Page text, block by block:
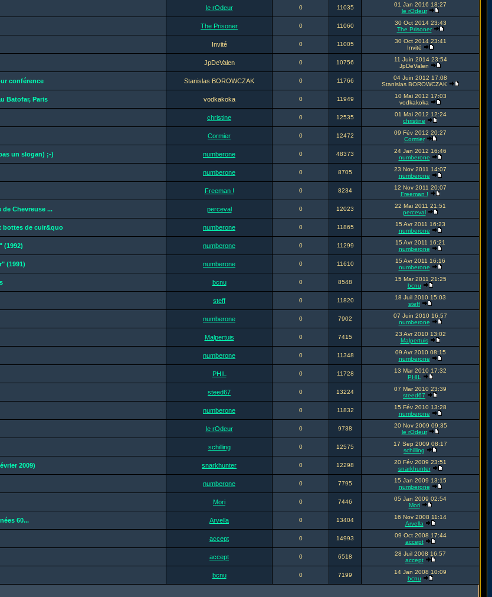
le rOdeur 0 11035
01 Jan 2016 18:27
le rOdeur
The Prisoner 0 11060
30 Oct 2014 23:43
The Prisoner
Invité 0 11005
30 Oct 2014 23:41
Invité
JpDeValen 0 10756
11 Juin 2014 23:54
JpDeValen
conférence Stanislas BOROWCZAK 0 11766
04 Juin 2012 17:08
Stanislas BOROWCZAK
Batofar, Paris vodkakoka 0 11949
10 Mai 2012 17:03
vodkakoka
christine 0 12535
01 Mai 2012 12:24
christine
Cormier 0 12472
09 Fév 2012 20:27
Cormier
un slogan) ;-) numberone 0 48373
24 Jan 2012 16:46
numberone
numberone 0 8705
23 Nov 2011 14:07
numberone
Freeman ! 0 8234
12 Nov 2011 20:07
Freeman !
Chevreuse ... perceval 0 12023
22 Mai 2011 21:51
perceval
bottes de cuir&quo numberone 0 11865
15 Avr 2011 16:23
numberone
(1992) numberone 0 11299
15 Avr 2011 16:21
numberone
(1991) numberone 0 11610
15 Avr 2011 16:16
numberone
bcnu 0 8548
15 Mar 2011 21:25
bcnu
steff 0 11820
18 Juil 2010 15:03
steff
numberone 0 7902
07 Juin 2010 16:57
numberone
Malpertuis 0 7415
23 Avr 2010 13:02
Malpertuis
numberone 0 11348
09 Avr 2010 08:15
numberone
PHIL 0 11728
13 Mar 2010 17:32
PHIL
steed67 0 13224
07 Mar 2010 23:39
steed67
numberone 0 11832
15 Fév 2010 13:28
numberone
le rOdeur 0 9738
20 Nov 2009 09:35
le rOdeur
schilling 0 12575
17 Sep 2009 08:17
schilling
2009) snarkhunter 0 12298
20 Fév 2009 23:51
snarkhunter
numberone 0 7795
15 Jan 2009 13:15
numberone
Mori 0 7446
05 Jan 2009 02:54
Mori
60... Arvella 0 13404
16 Nov 2008 11:14
Arvella
accept 0 14993
09 Oct 2008 17:44
accept
accept 0 6518
28 Juil 2008 16:57
accept
bcnu 0 7199
14 Jan 2008 10:09
bcnu